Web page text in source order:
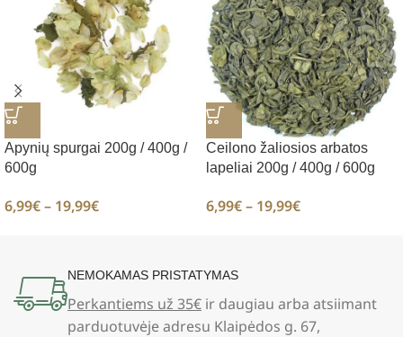
Apynių spurgai 200g / 400g /
600g
6,99€– 19,99€
Ceilono žaliosios arbatos
lapeliai 200g / 400g / 600g
6,99€– 19,99€
NEMOKAMAS PRISTATYMAS
Perkantiems už 35€ ir daugiau arba atsiimant
parduotuvėje adresu Klaipėdos g. 67,